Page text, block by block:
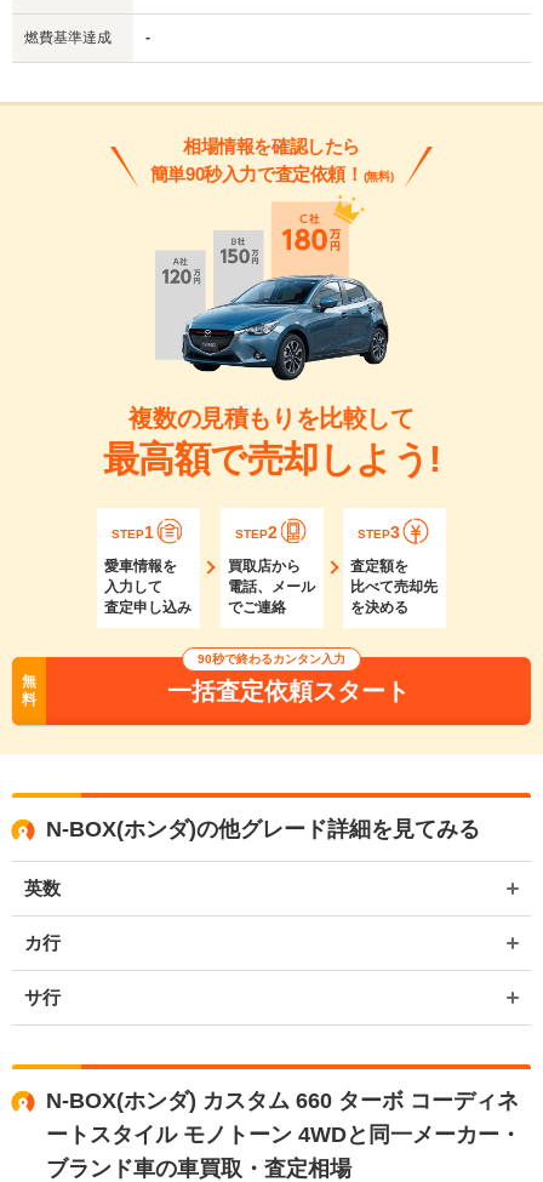
燃費基準達成 -
相場情報を確認したら
簡単90秒入力で査定依頼！ (無料)
複数の見積もりを比較して
最高額で売却しよう!
STEP1
愛車情報を
入力して
査定申し込み
STEP2
買取店から
電話、メール
でご連絡
STEP3
査定額を
比べて売却先
を決める
無
料
90秒で終わるカンタン入力
一括査定依頼スタート
N-BOX(ホンダ)の他グレード詳細を見てみる
英数
カ行
サ行
N-BOX(ホンダ) カスタム 660 ターボ コーディネ
ートスタイル モノトーン 4WDと同一メーカー・
ブランド車の車買取・査定相場